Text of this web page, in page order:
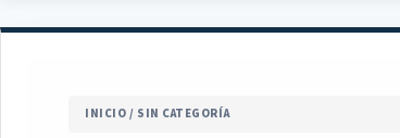
INICIO / SIN CATEGORÍA